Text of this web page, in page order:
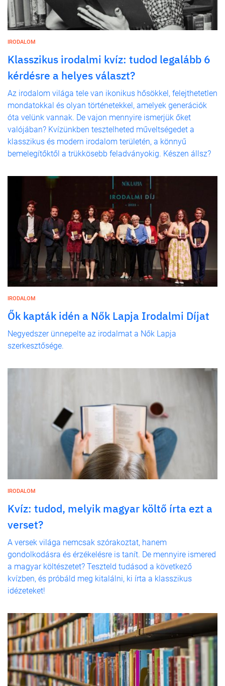
IRODALOM
Klasszikus irodalmi kvíz: tudod legalább 6
kérdésre a helyes választ?
Az irodalom világa tele van ikonikus hősökkel, felejthetetlen
mondatokkal és olyan történetekkel, amelyek generációk
óta velünk vannak. De vajon mennyire ismerjük őket
valójában? Kvízünkben tesztelheted műveltségedet a
klasszikus és modern irodalom területén, a könnyű
bemelegítőktől a trükkösebb feladványokig. Készen állsz?
IRODALOM
Ők kapták idén a Nők Lapja Irodalmi Díjat
Negyedszer ünnepelte az irodalmat a Nők Lapja
szerkesztősége.
IRODALOM
Kvíz: tudod, melyik magyar költő írta ezt a
verset?
A versek világa nemcsak szórakoztat, hanem
gondolkodásra és érzékelésre is tanít. De mennyire ismered
a magyar költészetet? Teszteld tudásod a következő
kvízben, és próbáld meg kitalálni, ki írta a klasszikus
idézeteket!